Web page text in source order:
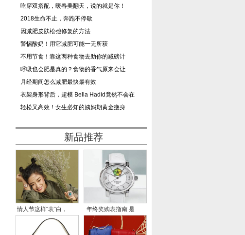
吃穿双搭配，暖春美翻天，说的就是你！
2018生命不止，奔跑不停歇
因减肥皮肤松弛修复的方法
警惕酸奶！用它减肥可能一无所获
不用节食！靠这两种食物去助你的减磅计
呼吸也会肥是真的？食物的香气原来会让
月经期间怎么减肥最快最有效
衣架身形背后，超模 Bella Hadid竟然不会在
轻松又高效！女生必知的姨妈期黄金瘦身
新品推荐
情人节这样“表”白，
成
年终奖购表指南 是